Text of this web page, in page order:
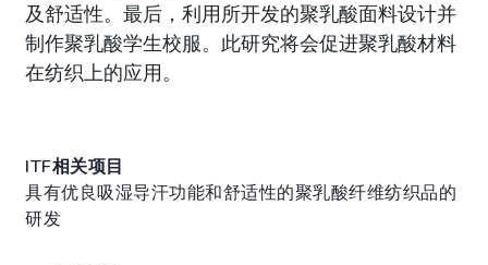
及舒适性。最后，利用所开发的聚乳酸面料设计并
制作聚乳酸学生校服。此研究将会促进聚乳酸材料
在纺织上的应用。
ITF相关项目
具有优良吸湿导汗功能和舒适性的聚乳酸纤维纺织品的
研发